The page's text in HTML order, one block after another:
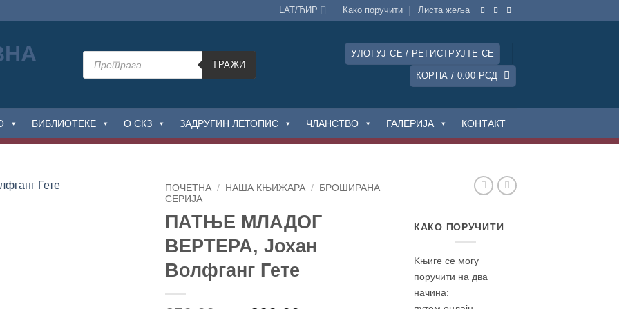
LAT/ЋИР Како поручити Листa жеља
Products
search
ТРАЖИ
УЛОГУЈ СЕ / РЕГИСТРУЈТЕ СЕ
КОРПА / 0.00 РСД
БИБЛИОТЕКЕ О СКЗ ЗАДРУГИН ЛЕТОПИС ЧЛАНСТВО ГАЛЕРИЈА КОНТАКТ
ПОЧЕТНА / НАША КЊИЖАРА /
БРОШИРАНА
СЕРИЈА
ПАТЊЕ МЛАДОГ
ВЕРТЕРА, Јохан
Волфганг Гете
КАКО ПОРУЧИТИ
Kњиге се могу
поручити на два
начина: